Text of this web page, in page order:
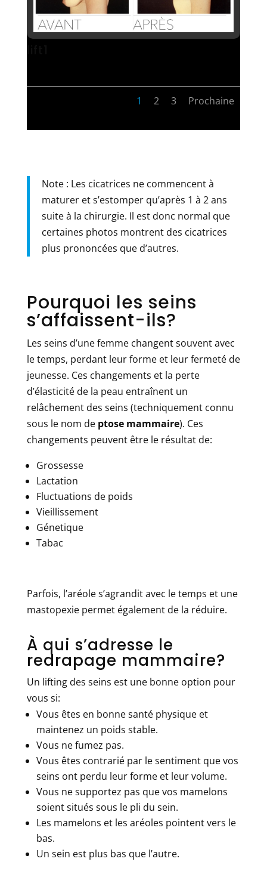
1 2 3 Prochaine
Note : Les cicatrices ne commencent à
maturer et s’estomper qu’après 1 à 2 ans
suite à la chirurgie. Il est donc normal que
certaines photos montrent des cicatrices
plus prononcées que d’autres.
Pourquoi les seins
s’affaissent-ils?
Les seins d’une femme changent souvent avec
le temps, perdant leur forme et leur fermeté de
jeunesse. Ces changements et la perte
d’élasticité de la peau entraînent un
relâchement des seins (techniquement connu
sous le nom de ptose mammaire). Ces
changements peuvent être le résultat de:
Grossesse
Lactation
Fluctuations de poids
Vieillissement
Génetique
Tabac
Parfois, l’aréole s’agrandit avec le temps et une
mastopexie permet également de la réduire.
À qui s’adresse le
redrapage mammaire?
Un lifting des seins est une bonne option pour
vous si:
Vous êtes en bonne santé physique et
maintenez un poids stable.
Vous ne fumez pas.
Vous êtes contrarié par le sentiment que vos
seins ont perdu leur forme et leur volume.
Vous ne supportez pas que vos mamelons
soient situés sous le pli du sein.
Les mamelons et les aréoles pointent vers le
bas.
Un sein est plus bas que l’autre.